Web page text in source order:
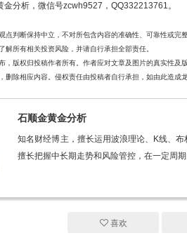
金分析，微信号zcwh9527，QQ332213761。
点判断保持中立，不对所包含内容的准确性、可靠性或
解所有相关投资风险，并请自行承担全部责任。
，版权归投稿作者所有。作者应对文章及图片的真实性及
删除相应内容。侵权责任由投稿者自行承担，如由此造成
石顺金黄金分析
知名财经博主，擅长运用波浪理论、K线、布
擅长把握中长期走势和风险管控，在一定周期
喜欢